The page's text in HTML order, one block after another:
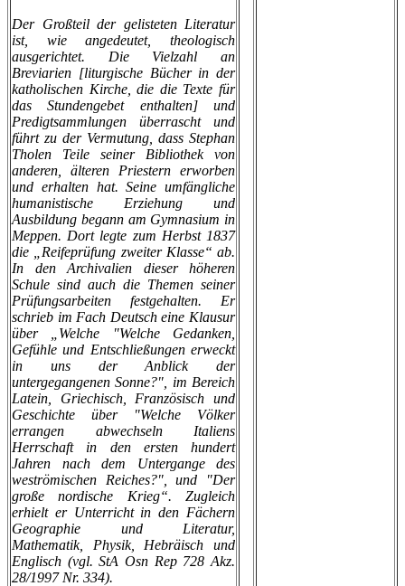
Der Großteil der gelisteten Literatur
ist, wie angedeutet, theologisch
ausgerichtet. Die Vielzahl an
Breviarien [liturgische Bücher in der
katholischen Kirche, die die Texte für
das Stundengebet enthalten] und
Predigtsammlungen überrascht und
führt zu der Vermutung, dass Stephan
Tholen Teile seiner Bibliothek von
anderen, älteren Priestern erworben
und erhalten hat. Seine umfängliche
humanistische Erziehung und
Ausbildung begann am Gymnasium in
Meppen. Dort legte zum Herbst 1837
die „Reifeprüfung zweiter Klasse“ ab.
In den Archivalien dieser höheren
Schule sind auch die Themen seiner
Prüfungsarbeiten festgehalten. Er
schrieb im Fach Deutsch eine Klausur
über „Welche "Welche Gedanken,
Gefühle und Entschließungen erweckt
in uns der Anblick der
untergegangenen Sonne?", im Bereich
Latein, Griechisch, Französisch und
Geschichte über "Welche Völker
errangen abwechseln Italiens
Herrschaft in den ersten hundert
Jahren nach dem Untergange des
weströmischen Reiches?", und "Der
große nordische Krieg“. Zugleich
erhielt er Unterricht in den Fächern
Geographie und Literatur,
Mathematik, Physik, Hebräisch und
Englisch (vgl. StA Osn Rep 728 Akz.
28/1997 Nr. 334).